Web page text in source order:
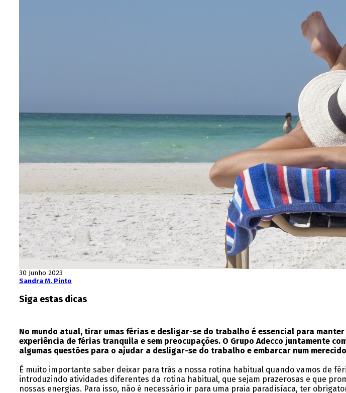
30 Junho 2023
Sandra M. Pinto
Siga estas dicas
No mundo atual, tirar umas férias e desligar-se do trabalho é essencial para
experiência de férias tranquila e sem preocupações. O Grupo Adecco juntamente
algumas questões para o ajudar a desligar-se do trabalho e embarcar num
É muito importante saber deixar para trás a nossa rotina habitual quando vamos de
introduzindo atividades diferentes da rotina habitual, que sejam prazerosas e que
nossas energias. Para isso, não é necessário ir para uma praia paradisíaca, ter